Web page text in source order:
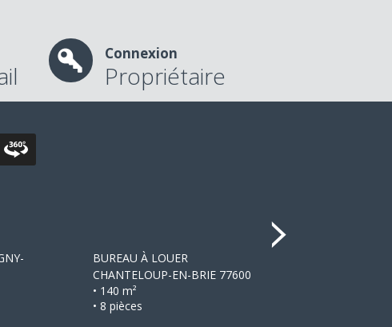
Connexion
Propriétaire
+
BUREAU À LOUER
CHANTELOUP-EN-BRIE 77600
• 140 m²
• 8 pièces